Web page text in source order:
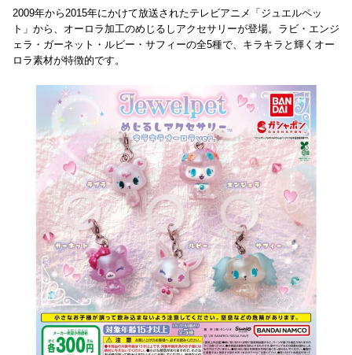
2009年から2015年にかけて放送されたテレビアニメ「ジュエルペッ
ト」から、オーロラ加工のめじるしアクセサリーが登場。ラビ・エンジ
ェラ・ガーネット・ルビー・サフィーの全5種で、キラキラと輝くオー
ロラ素材が特徴的です。